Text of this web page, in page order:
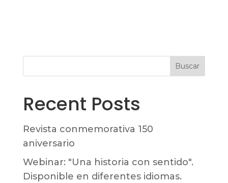
Buscar
Recent Posts
Revista conmemorativa 150
aniversario
Webinar: "Una historia con sentido".
Disponible en diferentes idiomas.